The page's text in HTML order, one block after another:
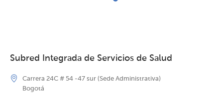
Subred Integrada de Servicios de Salud
Carrera 24C # 54 -47 sur (Sede Administrativa)
Bogotá